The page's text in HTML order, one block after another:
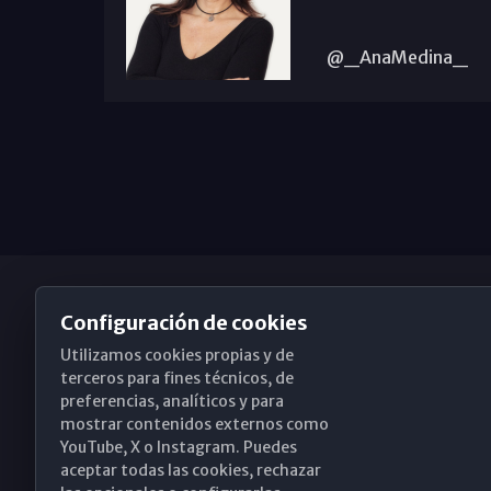
@_AnaMedina_
Obispado de Málaga
Santa María, 18-20. 29015 Málaga
Configuración de cookies
Utilizamos cookies propias y de
terceros para fines técnicos, de
preferencias, analíticos y para
mostrar contenidos externos como
YouTube, X o Instagram. Puedes
aceptar todas las cookies, rechazar